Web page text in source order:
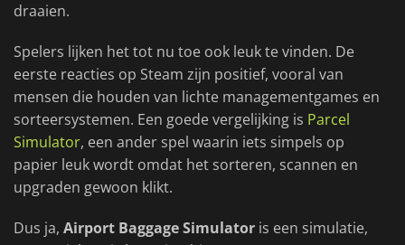
draaien.
Spelers lijken het tot nu toe ook leuk te vinden. De
eerste reacties op Steam zijn positief, vooral van
mensen die houden van lichte managementgames en
sorteersystemen. Een goede vergelijking is Parcel
Simulator, een ander spel waarin iets simpels op
papier leuk wordt omdat het sorteren, scannen en
upgraden gewoon klikt.
Dus ja, Airport Baggage Simulator is een simulatie,